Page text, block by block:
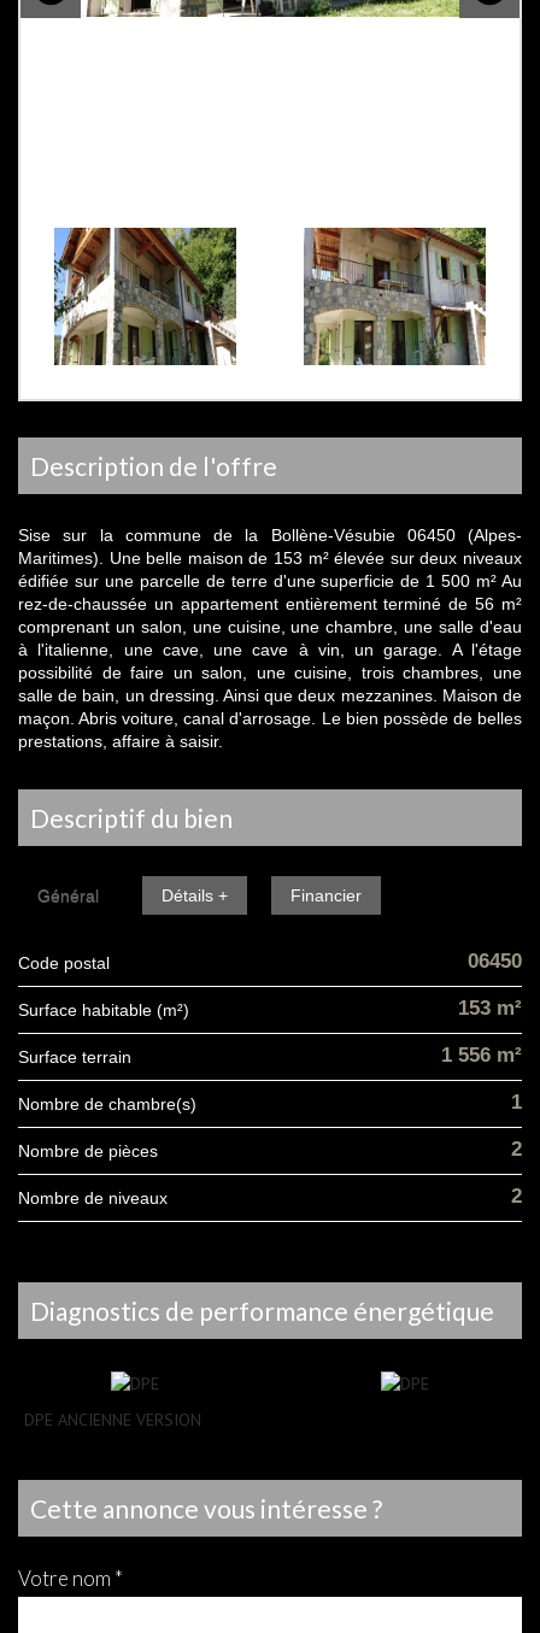
description de l'offre
Sise sur la commune de la Bollène-Vésubie 06450 (Alpes-
Maritimes). Une belle maison de 153 m² élevée sur deux niveaux
édifiée sur une parcelle de terre d'une superficie de 1 500 m² Au
rez-de-chaussée un appartement entièrement terminé de 56 m²
comprenant un salon, une cuisine, une chambre, une salle d'eau
à l'italienne, une cave, une cave à vin, un garage. A l'étage
possibilité de faire un salon, une cuisine, trois chambres, une
salle de bain, un dressing. Ainsi que deux mezzanines. Maison de
maçon. Abris voiture, canal d'arrosage. Le bien possède de belles
prestations, affaire à saisir.
descriptif du bien
Général Détails + Financier
Code postal 06450
Surface habitable (m²) 153 m²
surface terrain 1 556 m²
Nombre de chambre(s) 1
Nombre de pièces 2
Nombre de niveaux 2
diagnostics de performance énergétique
DPE ANCIENNE VERSION
cette annonce vous intéresse ?
votre nom *